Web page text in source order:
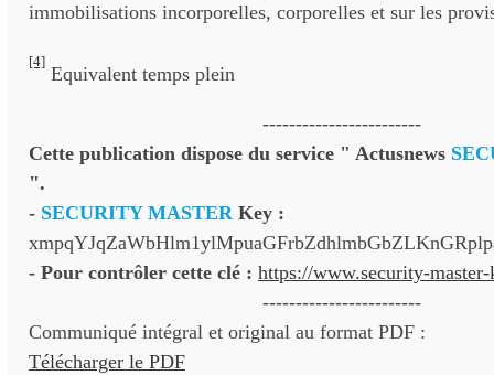
immobilisations incorporelles, corporelles et sur les
[4]
Equivalent temps plein
------------------------
Cette publication dispose du service " Actusnews
".
- SECURITY MASTERKey :
- Pour contrôler cette clé : https://www.security-master-
------------------------
Communiqué intégral et original au format PDF :
Télécharger le PDF